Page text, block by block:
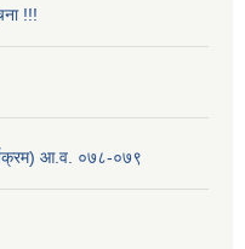
!!!
आ.व. ०७८-०७९